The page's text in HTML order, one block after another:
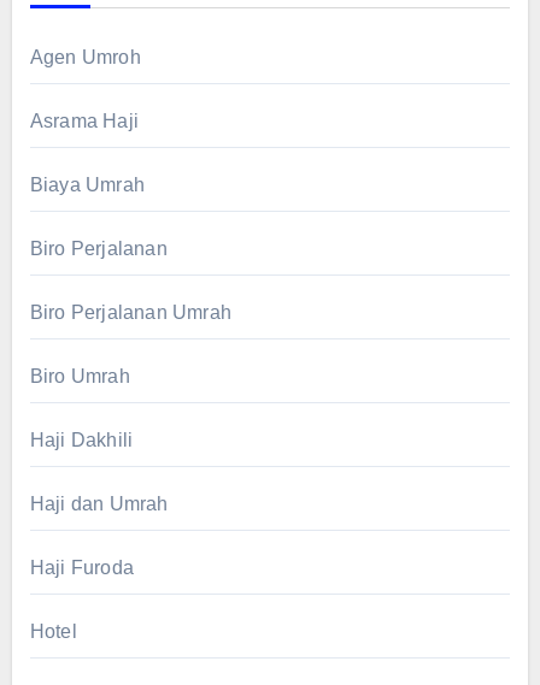
Agen Umroh
Asrama Haji
Biaya Umrah
Biro Perjalanan
Biro Perjalanan Umrah
Biro Umrah
Haji Dakhili
Haji dan Umrah
Haji Furoda
Hotel